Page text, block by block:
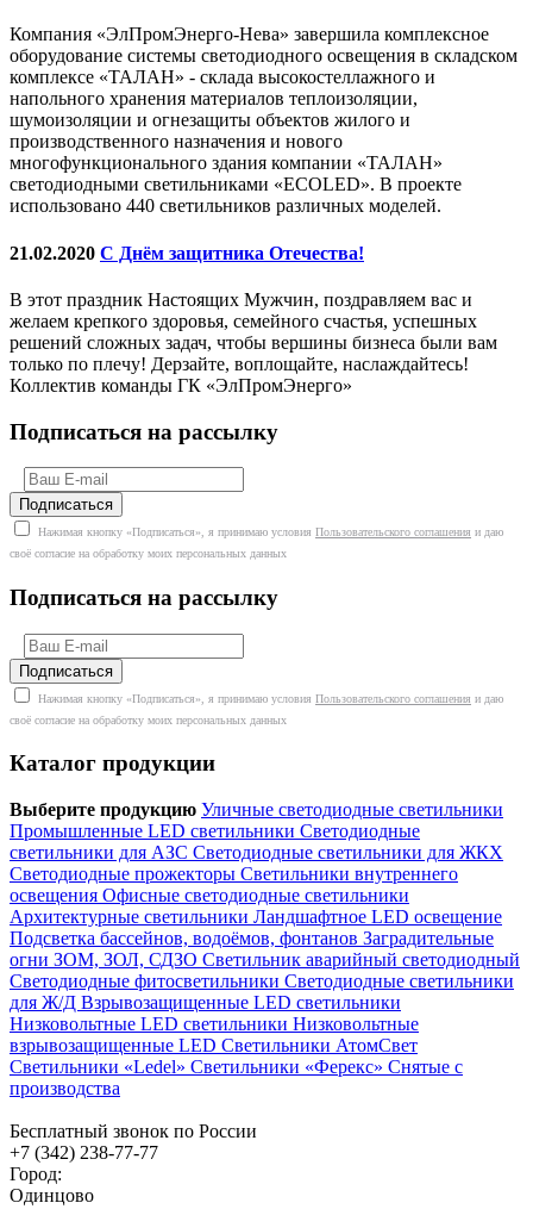
Компания «ЭлПромЭнерго-Нева» завершила комплексное
оборудование системы светодиодного освещения в складском
комплексе «ТАЛАН» - склада высокостеллажного и
напольного хранения материалов теплоизоляции,
шумоизоляции и огнезащиты объектов жилого и
производственного назначения и нового
многофункционального здания компании «ТАЛАН»
светодиодными светильниками «ECOLED». В проекте
использовано 440 светильников различных моделей.
21.02.2020 С Днём защитника Отечества!
В этот праздник Настоящих Мужчин, поздравляем вас и
желаем крепкого здоровья, семейного счастья, успешных
решений сложных задач, чтобы вершины бизнеса были вам
только по плечу! Дерзайте, воплощайте, наслаждайтесь!
Коллектив команды ГК «ЭлПромЭнерго»
Подписаться на рассылку
Нажимая кнопку «Подписаться», я принимаю условия Пользовательского соглашения и даю
своё согласие на обработку моих персональных данных
Подписаться на рассылку
Нажимая кнопку «Подписаться», я принимаю условия Пользовательского соглашения и даю
своё согласие на обработку моих персональных данных
Каталог продукции
Выберите продукцию Уличные светодиодные светильники
Промышленные LED светильники Светодиодные
светильники для АЗС Светодиодные светильники для ЖКХ
Светодиодные прожекторы Светильники внутреннего
освещения Офисные светодиодные светильники
Архитектурные светильники Ландшафтное LED освещение
Подсветка бассейнов, водоёмов, фонтанов Заградительные
огни ЗОМ, ЗОЛ, СДЗО Светильник аварийный светодиодный
Светодиодные фитосветильники Светодиодные светильники
для Ж/Д Взрывозащищенные LED светильники
Низковольтные LED светильники Низковольтные
взрывозащищенные LED Светильники АтомСвет
Светильники «Ledel» Светильники «Ферекс» Снятые с
производства
Бесплатный звонок по России
+7 (342) 238-77-77
Город:
Одинцово